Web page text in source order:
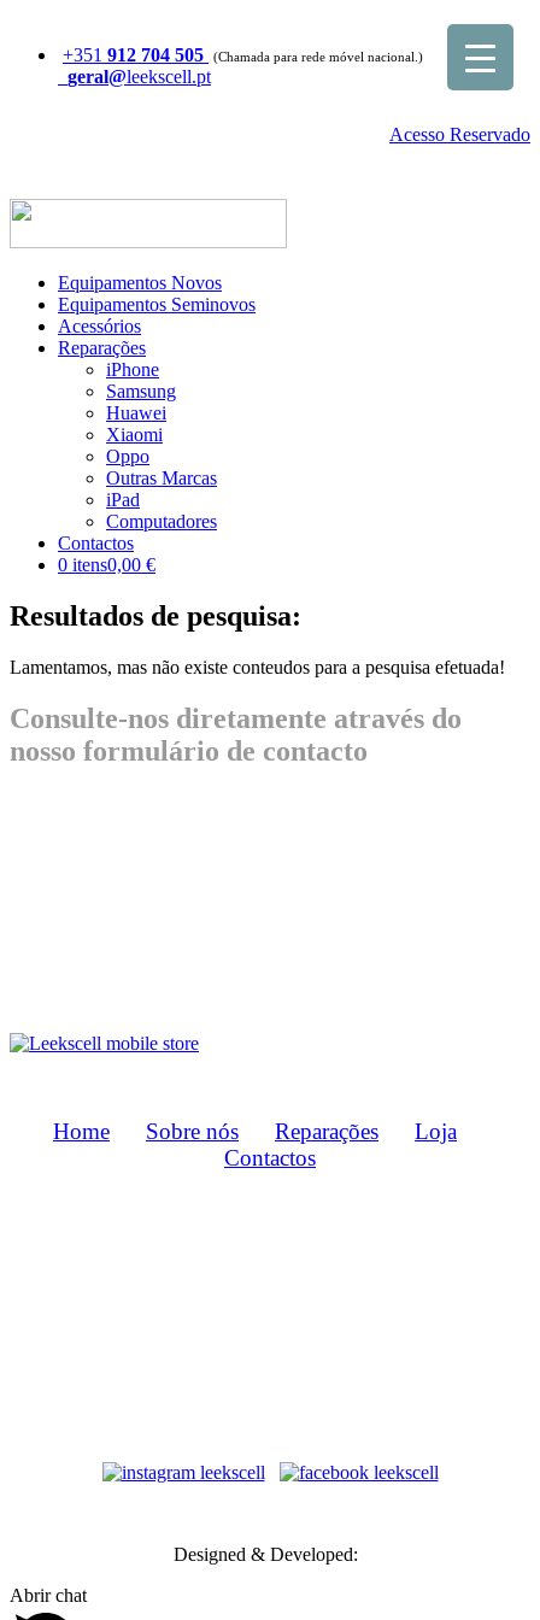
+351 912 704 505 (Chamada para rede móvel nacional.)
geral@leekscell.pt
Acesso Reservado
Equipamentos Novos
Equipamentos Seminovos
Acessórios
Reparações
iPhone
Samsung
Huawei
Xiaomi
Oppo
Outras Marcas
iPad
Computadores
Contactos
0 itens0,00 €
Resultados de pesquisa:
Lamentamos, mas não existe conteudos para a pesquisa efetuada!
Consulte-nos diretamente através do
nosso formulário de contacto
Home Sobre nós Reparações
Loja
Contactos
Designed & Developed:
Abrir chat